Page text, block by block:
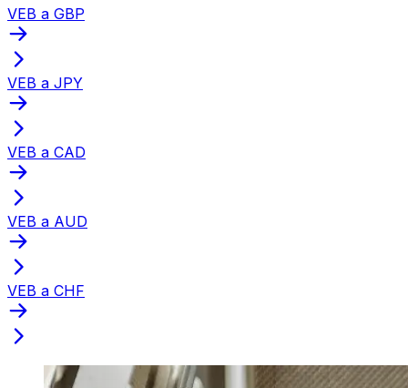
VEB a GBP
VEB a JPY
VEB a CAD
VEB a AUD
VEB a CHF